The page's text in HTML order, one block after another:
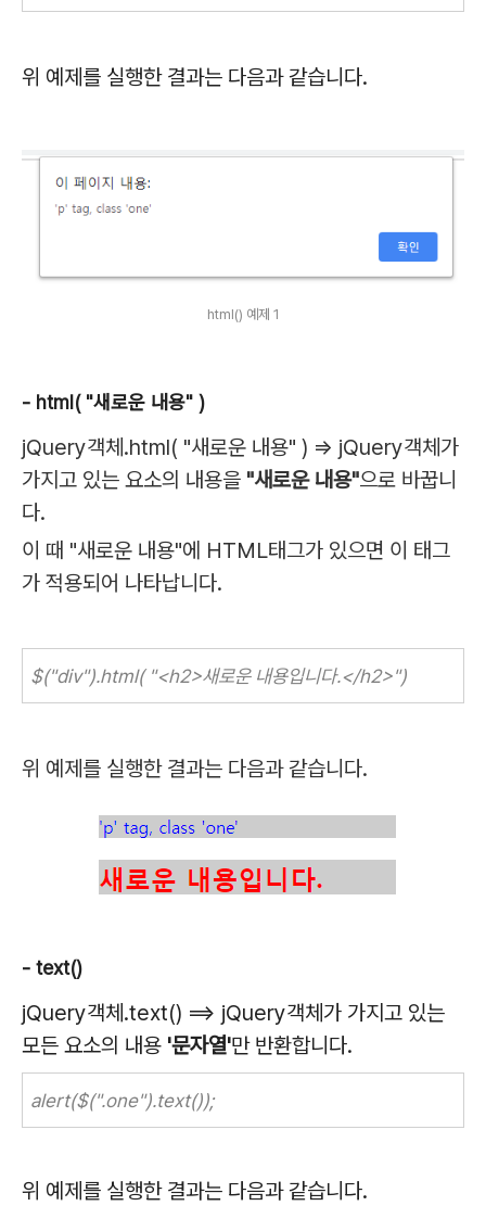
위 예제를 실행한 결과는 다음과 같습니다.
html() 예제 1
- html( "새로운 내용" )
jQuery객체.html( "새로운 내용" ) => jQuery객체가
가지고 있는 요소의 내용을 "새로운 내용"으로 바꿉니
다.
이 때 "새로운 내용"에 HTML태그가 있으면 이 태그
가 적용되어 나타납니다.
$("div").html( "<h2>새로운 내용입니다.</h2>")
위 예제를 실행한 결과는 다음과 같습니다.
- text()
jQuery객체.text() ==> jQuery객체가 가지고 있는
모든 요소의 내용 '문자열'만 반환합니다.
alert($(".one").text());
위 예제를 실행한 결과는 다음과 같습니다.